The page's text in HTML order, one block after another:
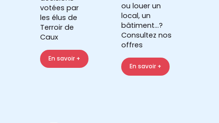
votées par
les élus de
Terroir de
Caux
En savoir +
ou louer un
local, un
bâtiment...?
Consultez nos
offres
En savoir +